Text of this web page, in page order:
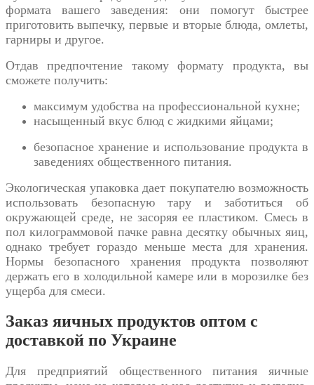
формата вашего заведения: они помогут быстрее
приготовить выпечку, первые и вторые блюда, омлеты,
гарниры и другое.
Отдав предпочтение такому формату продукта, вы
сможете получить:
максимум удобства на профессиональной кухне;
насыщенный вкус блюд с жидкими яйцами;
безопасное хранение и использование продукта в
заведениях общественного питания.
Экологическая упаковка дает покупателю возможность
использовать безопасную тару и заботиться об
окружающей среде, не засоряя ее пластиком. Смесь в
пол килограммовой пачке равна десятку обычных яиц,
однако требует гораздо меньше места для хранения.
Нормы безопасного хранения продукта позволяют
держать его в холодильной камере или в морозилке без
ущерба для смеси.
Заказ яичных продуктов оптом с
доставкой по Украине
Для предприятий общественного питания яичные